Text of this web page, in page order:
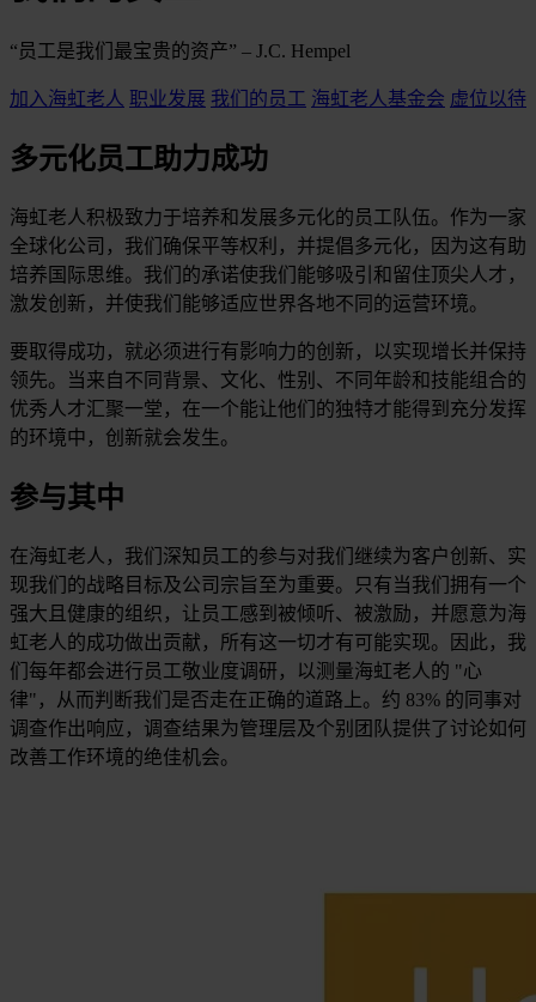
“员工是我们最宝贵的资产” – J.C. Hempel
加入海虹老人 职业发展 我们的员工 海虹老人基金会 虚位以待
多元化员工助力成功
海虹老人积极致力于培养和发展多元化的员工队伍。作为一家
全球化公司，我们确保平等权利，并提倡多元化，因为这有助
培养国际思维。我们的承诺使我们能够吸引和留住顶尖人才，
激发创新，并使我们能够适应世界各地不同的运营环境。
要取得成功，就必须进行有影响力的创新，以实现增长并保持
领先。当来自不同背景、文化、性别、不同年龄和技能组合的
优秀人才汇聚一堂，在一个能让他们的独特才能得到充分发挥
的环境中，创新就会发生。
参与其中
在海虹老人，我们深知员工的参与对我们继续为客户创新、实
现我们的战略目标及公司宗旨至为重要。只有当我们拥有一个
强大且健康的组织，让员工感到被倾听、被激励，并愿意为海
虹老人的成功做出贡献，所有这一切才有可能实现。因此，我
们每年都会进行员工敬业度调研，以测量海虹老人的 "心
律"，从而判断我们是否走在正确的道路上。约 83% 的同事对
调查作出响应，调查结果为管理层及个别团队提供了讨论如何
改善工作环境的绝佳机会。